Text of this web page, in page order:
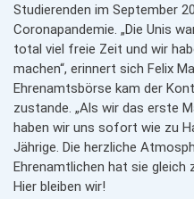
Studierenden im September
Coronapandemie. „Die Unis
total viel freie Zeit und wir
machen“, erinnert sich Felix
Ehrenamtsbörse kam der
zustande. „Als wir das erste
haben wir uns sofort wie zu
Jährige. Die herzliche
Ehrenamtlichen hat sie gleich
Hier bleiben wir!